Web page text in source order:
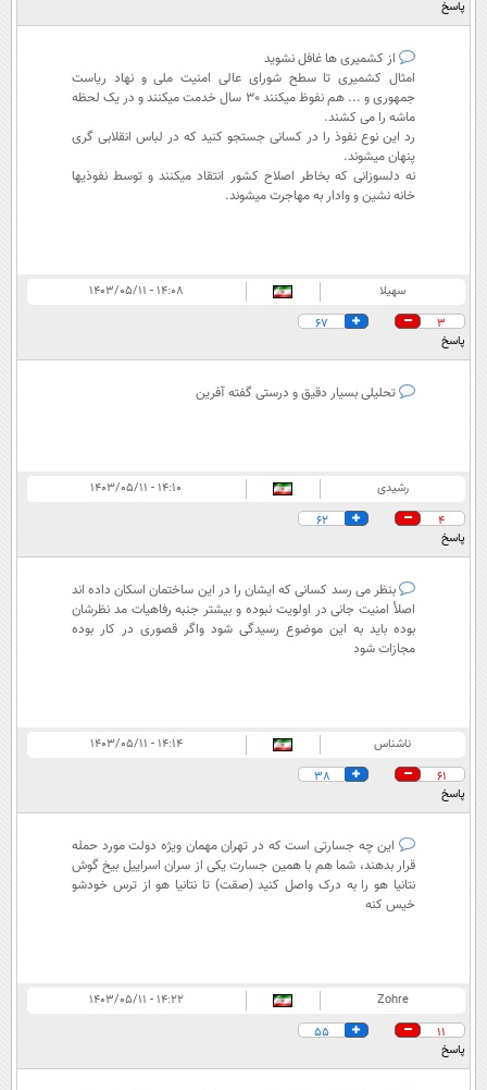
پاسخ
از کشمیری ها غافل نشوید
امثال کشمیری تا سطح شورای عالی امنیت ملی و نهاد ریاست
جمهوری و ... هم نفوظ میکنند 30 سال خدمت میکنند و در یک لحظه
ماشه را می کشند.
رد این نوع نفوذ را در کسانی جستجو کنید که در لباس انقلابی گری
پنهان میشوند.
نه دلسوزانی که بخاطر اصلاح کشور انتقاد میکنند و توسط نفوذیها
خانه نشین و وادار به مهاجرت میشوند.
سهیلا
۱۴:۰۸ - ۱۴۰۳/۰۵/۱۱
3
67
پاسخ
تحلیلی بسیار دقیق و درستی گفته آفرین
رشیدی
۱۴:۱۰ - ۱۴۰۳/۰۵/۱۱
4
62
پاسخ
بنظر می رسد کسانی که ایشان را در این ساختمان اسکان داده اند
اصلأ امنیت جانی در اولویت نبوده و بیشتر جنبه رفاهیات مد نظرشان
بوده باید به این موضوع رسیدگی شود واگر قصوری در کار بوده
مجازات شود
ناشناس
۱۴:۱۴ - ۱۴۰۳/۰۵/۱۱
61
38
پاسخ
این چه جسارتی است که در تهران مهمان ویژه دولت مورد حمله
قرار بدهند، شما هم با همین جسارت یکی از سران اسراییل بیخ گوش
نتانیا هو را به درک واصل کنید (صقت) تا نتانیا هو از ترس خودشو
خیس کنه
Zohre
۱۴:۲۲ - ۱۴۰۳/۰۵/۱۱
11
55
پاسخ